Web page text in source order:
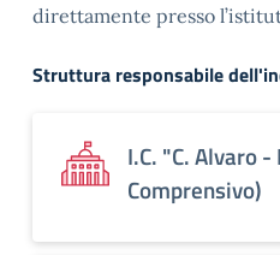
direttamente presso
Struttura responsabile
I.C. "C. Alvaro
Comprensivo)